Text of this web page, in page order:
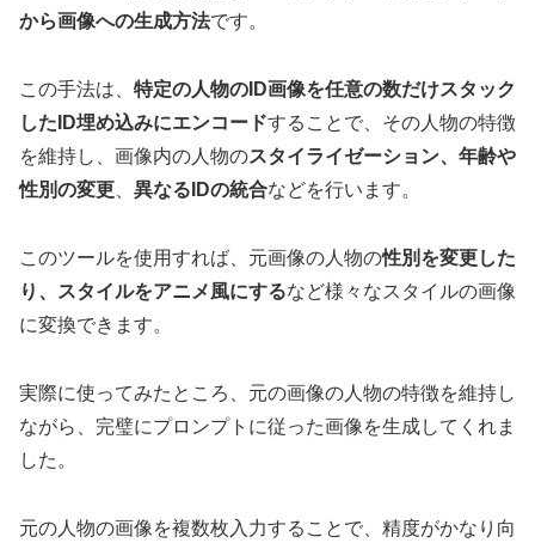
から画像への生成方法です。
この手法は、 特定の人物のID画像を任意の数だけスタック
したID埋め込みにエンコードすることで、その人物の特徴
を維持し、画像内の人物のスタイライゼーション、年齢や
性別の変更
異なるIDの統合などを行います。
このツールを使用すれば、元画像の人物の性別を変更した
り、スタイルをアニメ風にするなど様々なスタイルの画像
に変換できます。
実際に使ってみたところ、元の画像の人物の特徴を維持し
ながら、完璧にプロンプトに従った画像を生成してくれま
した。
元の人物の画像を複数枚入力することで、精度がかなり向